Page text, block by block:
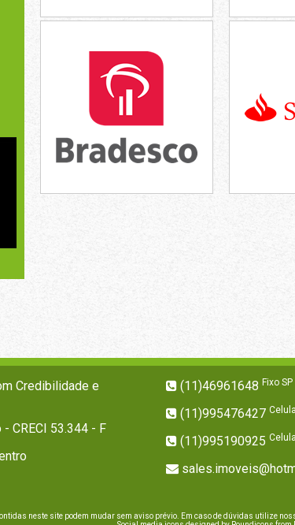
Credibilidade e
CRECI 53.344 - F
(11)46961648 Fixo SP
(11)995476427
(11)995190925
neste site podem mudar sem aviso prévio. Em caso de dúvidas utilize